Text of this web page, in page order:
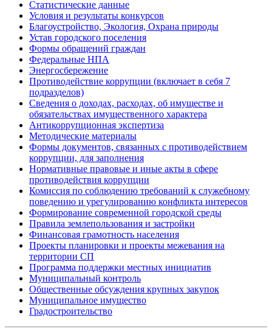
Статистические данные
Условия и результаты конкурсов
Благоустройство, Экология, Охрана природы
Устав городского поселения
Формы обращений граждан
Федеральные НПА
Энергосбережение
Противодействие коррупции (включает в себя 7
подразделов)
Сведения о доходах, расходах, об имуществе и
обязательствах имущественного характера
Антикоррупционная экспертиза
Методические материалы
Формы документов, связанных с противодействием
коррупции, для заполнения
Нормативные правовые и иные акты в сфере
противодействия коррупции
Комиссия по соблюдению требований к служебному
поведению и урегулированию конфликта интересов
Формирование современной городской среды
Правила землепользования и застройки
Финансовая грамотность населения
Проекты планировки и проекты межевания на
территории СП
Программа поддержки местных инициатив
Муниципальный контроль
Общественные обсуждения крупных закупок
Муниципальное имущество
Градостроительство